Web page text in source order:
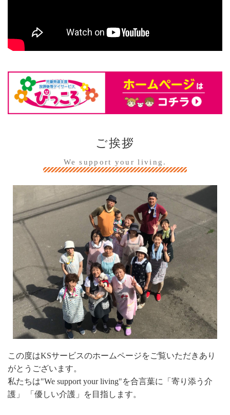
ご挨拶
We support your living.
この度はKSサービスのホームページをご覧いただきあり
がとうございます。
私たちは"We support your living"を合言葉に「寄り添う介
護」 「優しい介護」を目指します。